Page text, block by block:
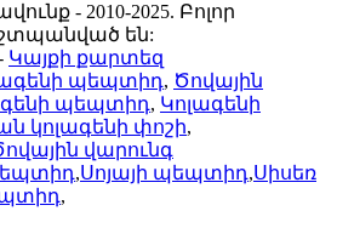
- 2010-2025. Բոլոր
են:
Կայքի քարտեզ
պեպտիդ, Ծովային
պեպտիդ, Կոլագենի
կոլագենի փոշի,
վարունգ
,Սոյայի պեպտիդ,Սիսեռ
,